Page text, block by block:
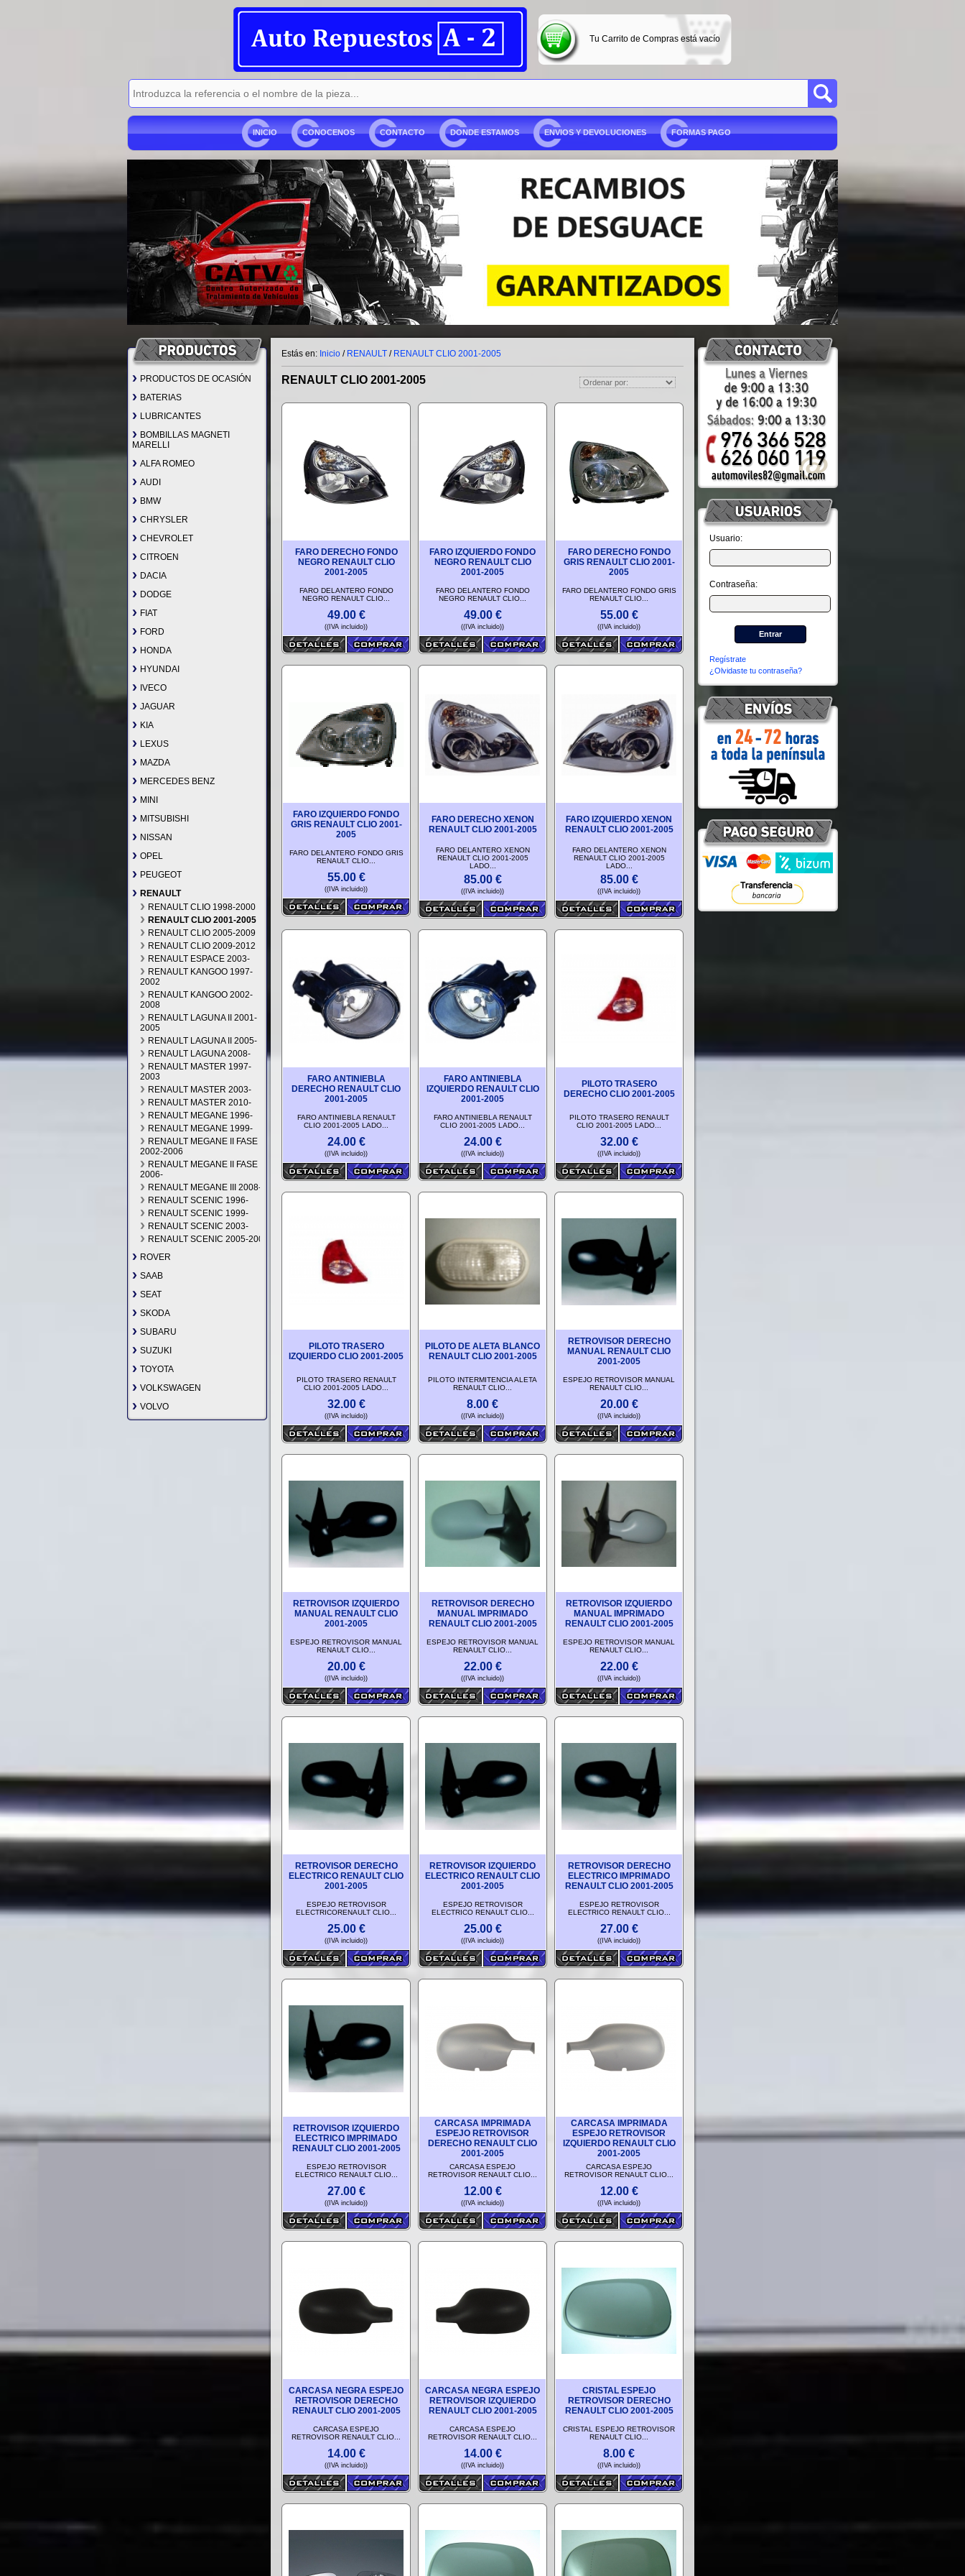
Tu Carrito de Compras está vacío
INICIO CONOCENOS CONTACTO DONDE ESTAMOS ENVIOS Y DEVOLUCIONES FORMAS PAGO
PRODUCTOS DE OCASIÓN
BATERIAS
LUBRICANTES
BOMBILLAS MAGNETI
MARELLI
ALFA ROMEO
AUDI
BMW
CHRYSLER
CHEVROLET
CITROEN
DACIA
DODGE
FIAT
FORD
HONDA
HYUNDAI
IVECO
JAGUAR
KIA
LEXUS
MAZDA
MERCEDES BENZ
MINI
MITSUBISHI
NISSAN
OPEL
PEUGEOT
RENAULT
RENAULT CLIO 1998-2000
RENAULT CLIO 2001-2005
RENAULT CLIO 2005-2009
RENAULT CLIO 2009-2012
RENAULT ESPACE 2003-
RENAULT KANGOO 1997-
2002
RENAULT KANGOO 2002-
2008
RENAULT LAGUNA II 2001-
2005
RENAULT LAGUNA II 2005-
RENAULT LAGUNA 2008-
RENAULT MASTER 1997-
2003
RENAULT MASTER 2003-
RENAULT MASTER 2010-
RENAULT MEGANE 1996-
RENAULT MEGANE 1999-
RENAULT MEGANE II FASE I
2002-2006
RENAULT MEGANE II FASE II
2006-
RENAULT MEGANE III 2008-
RENAULT SCENIC 1996-
RENAULT SCENIC 1999-
RENAULT SCENIC 2003-
RENAULT SCENIC 2005-2008
RENAULT SCENIC 2009-
RENAULT TWINGO 2012-
ROVER
SAAB
SEAT
SKODA
SUBARU
SUZUKI
TOYOTA
VOLKSWAGEN
VOLVO
Estás en: Inicio / RENAULT / RENAULT CLIO 2001-2005
RENAULT CLIO 2001-2005
FARO DERECHO FONDO
NEGRO RENAULT CLIO
2001-2005
FARO DELANTERO FONDO
NEGRO RENAULT CLIO...
49.00€
((IVA incluido))
FARO IZQUIERDO FONDO
NEGRO RENAULT CLIO
2001-2005
FARO DELANTERO FONDO
NEGRO RENAULT CLIO...
49.00€
((IVA incluido))
FARO DERECHO FONDO
GRIS RENAULT CLIO 2001-
2005
FARO DELANTERO FONDO GRIS
RENAULT CLIO...
55.00€
((IVA incluido))
FARO IZQUIERDO FONDO
GRIS RENAULT CLIO 2001-
2005
FARO DELANTERO FONDO GRIS
RENAULT CLIO...
55.00€
((IVA incluido))
FARO DERECHO XENON
RENAULT CLIO 2001-2005
FARO DELANTERO XENON
RENAULT CLIO 2001-2005
LADO...
85.00€
((IVA incluido))
FARO IZQUIERDO XENON
RENAULT CLIO 2001-2005
FARO DELANTERO XENON
RENAULT CLIO 2001-2005
LADO...
85.00€
((IVA incluido))
FARO ANTINIEBLA
DERECHO RENAULT CLIO
2001-2005
FARO ANTINIEBLA RENAULT
CLIO 2001-2005 LADO...
24.00€
((IVA incluido))
FARO ANTINIEBLA
IZQUIERDO RENAULT CLIO
2001-2005
FARO ANTINIEBLA RENAULT
CLIO 2001-2005 LADO...
24.00€
((IVA incluido))
PILOTO TRASERO
DERECHO CLIO 2001-2005
PILOTO TRASERO RENAULT
CLIO 2001-2005 LADO...
32.00€
((IVA incluido))
PILOTO TRASERO
IZQUIERDO CLIO 2001-2005
PILOTO TRASERO RENAULT
CLIO 2001-2005 LADO...
32.00€
((IVA incluido))
PILOTO DE ALETA BLANCO
RENAULT CLIO 2001-2005
PILOTO INTERMITENCIA ALETA
RENAULT CLIO...
8.00 €
((IVA incluido))
RETROVISOR DERECHO
MANUAL RENAULT CLIO
2001-2005
ESPEJO RETROVISOR MANUAL
RENAULT CLIO...
20.00€
((IVA incluido))
RETROVISOR IZQUIERDO
MANUAL RENAULT CLIO
2001-2005
ESPEJO RETROVISOR MANUAL
RENAULT CLIO...
20.00€
((IVA incluido))
RETROVISOR DERECHO
MANUAL IMPRIMADO
RENAULT CLIO 2001-2005
ESPEJO RETROVISOR MANUAL
RENAULT CLIO...
22.00€
((IVA incluido))
RETROVISOR IZQUIERDO
MANUAL IMPRIMADO
RENAULT CLIO 2001-2005
ESPEJO RETROVISOR MANUAL
RENAULT CLIO...
22.00€
((IVA incluido))
RETROVISOR DERECHO
ELECTRICO RENAULT CLIO
2001-2005
ESPEJO RETROVISOR
ELECTRICORENAULT CLIO...
25.00€
((IVA incluido))
RETROVISOR IZQUIERDO
ELECTRICO RENAULT CLIO
2001-2005
ESPEJO RETROVISOR
ELECTRICO RENAULT CLIO...
25.00€
((IVA incluido))
RETROVISOR DERECHO
ELECTRICO IMPRIMADO
RENAULT CLIO 2001-2005
ESPEJO RETROVISOR
ELECTRICO RENAULT CLIO...
27.00€
((IVA incluido))
RETROVISOR IZQUIERDO
ELECTRICO IMPRIMADO
RENAULT CLIO 2001-2005
ESPEJO RETROVISOR
ELECTRICO RENAULT CLIO...
27.00€
((IVA incluido))
CARCASA IMPRIMADA
ESPEJO RETROVISOR
DERECHO RENAULT CLIO
2001-2005
CARCASA ESPEJO
RETROVISOR RENAULT CLIO...
12.00€
((IVA incluido))
CARCASA IMPRIMADA
ESPEJO RETROVISOR
IZQUIERDO RENAULT CLIO
2001-2005
CARCASA ESPEJO
RETROVISOR RENAULT CLIO...
12.00€
((IVA incluido))
CARCASA NEGRA ESPEJO
RETROVISOR DERECHO
RENAULT CLIO 2001-2005
CARCASA ESPEJO
RETROVISOR RENAULT CLIO...
14.00€
((IVA incluido))
CARCASA NEGRA ESPEJO
RETROVISOR IZQUIERDO
RENAULT CLIO 2001-2005
CARCASA ESPEJO
RETROVISOR RENAULT CLIO...
14.00€
((IVA incluido))
CRISTAL ESPEJO
RETROVISOR DERECHO
RENAULT CLIO 2001-2005
CRISTAL ESPEJO RETROVISOR
RENAULT CLIO...
8.00 €
((IVA incluido))
Usuario:
Contraseña:
Regístrate
¿Olvidaste tu contraseña?